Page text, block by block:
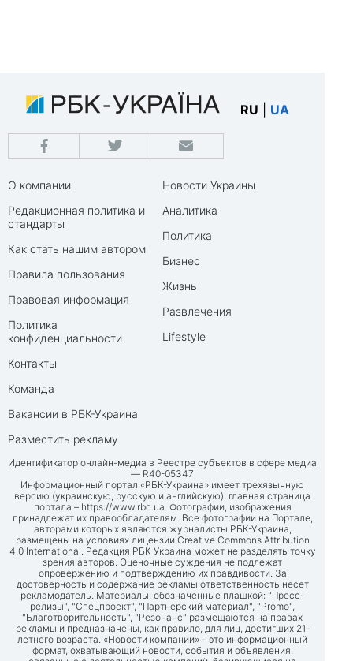
RU UA
О компании
Редакционная политика и
стандарты
Как стать нашим автором
Правила пользования
Правовая информация
Политика
конфиденциальности
Контакты
Команда
Вакансии в РБК-Украина
Разместить рекламу
Новости Украины
Аналитика
Политика
Бизнес
Жизнь
Развлечения
Lifestyle
Идентификатор онлайн-медиа в Реестре субъектов в сфере медиа
— R40-05347
Информационный портал «РБК-Украина» имеет трехязычную
версию (украинскую, русскую и английскую), главная страница
портала – https://www.rbc.ua. Фотографии, изображения
принадлежат их правообладателям. Все фотографии на Портале,
авторами которых являются журналисты РБК-Украина,
размещены на условиях лицензии Creative Commons Attribution
4.0 International. Редакция РБК-Украина может не разделять точку
зрения авторов. Оценочные суждения не подлежат
опровержению и подтверждению их правдивости. За
достоверность и содержание рекламы ответственность несет
рекламодатель. Материалы, обозначенные плашкой: "Пресс-
релизы", "Спецпроект", "Партнерский материал", "Promo",
"Благотворительность", "Резонанс" размещаются на правах
рекламы и предназначены, как правило, для лиц, достигших 21-
летнего возраста. «Новости компании» – это информационный
формат, охватывающий новости, события и объявления,